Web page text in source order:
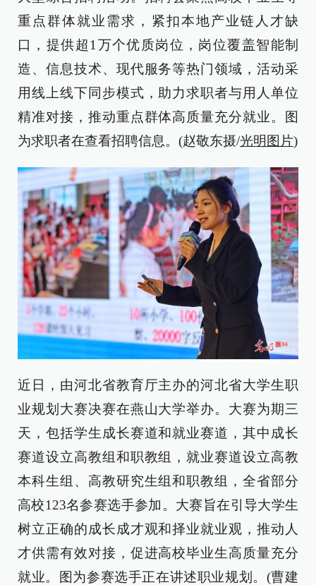
重点群体就业需求，紧扣本地产业链人才缺
口，提供超1万个优质岗位，岗位覆盖智能制
造、信息技术、现代服务等热门领域，活动采
用线上线下同步模式，助力求职者与用人单位
精准对接，推动重点群体高质量充分就业。图
为求职者在查看招聘信息。(赵敬东摄/光明图片)
近日，由河北省教育厅主办的河北省大学生职
业规划大赛决赛在燕山大学举办。大赛为期三
天，包括学生成长赛道和就业赛道，其中成长
赛道设立高教组和职教组，就业赛道设立高教
本科生组、高教研究生组和职教组，全省部分
高校123名参赛选手参加。大赛旨在引导大学生
树立正确的成长成才观和择业就业观，推动人
才供需有效对接，促进高校毕业生高质量充分
就业。图为参赛选手正在讲述职业规划。(曹建